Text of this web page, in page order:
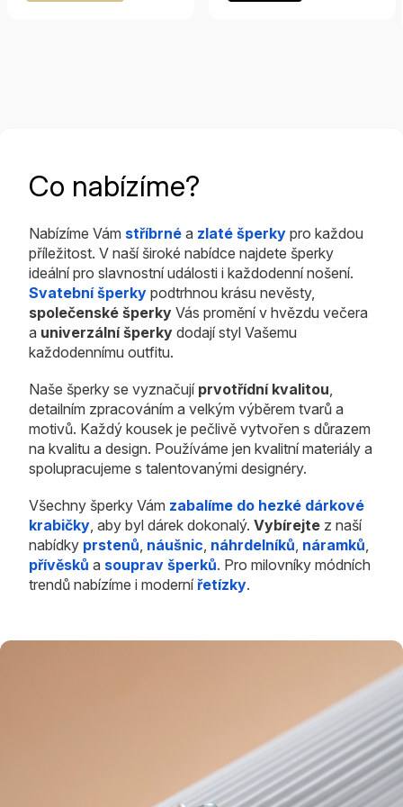
je
Co nabízíme?
Nabízíme Vám stříbrné a zlaté šperky pro každou
příležitost. V naší široké nabídce najdete šperky
ideální pro slavnostní události i každodenní nošení.
Svatební šperky podtrhnou krásu nevěsty,
společenské šperky Vás promění v hvězdu večera
a univerzální šperky dodají styl Vašemu
každodennímu outfitu.
Naše šperky se vyznačují prvotřídní kvalitou,
detailním zpracováním a velkým výběrem tvarů a
motivů. Každý kousek je pečlivě vytvořen s důrazem
na kvalitu a design. Používáme jen kvalitní materiály a
spolupracujeme s talentovanými designéry.
Všechny šperky Vám zabalíme do hezké dárkové
krabičky, aby byl dárek dokonalý. Vybírejte z naší
nabídky prstenů, náušnic, náhrdelníků, náramků,
přívěsků a souprav šperků. Pro milovníky módních
trendů nabízíme i modernířetízky.